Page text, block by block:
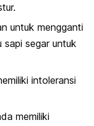
untuk mengganti
sapi segar untuk
intoleransi
memiliki